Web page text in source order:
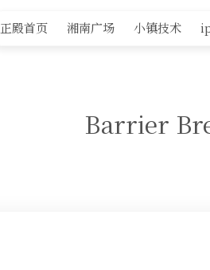
正殿首页 湘南广场 小镇技术
Barrier